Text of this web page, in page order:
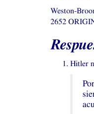
Weston-
2652
Hitler